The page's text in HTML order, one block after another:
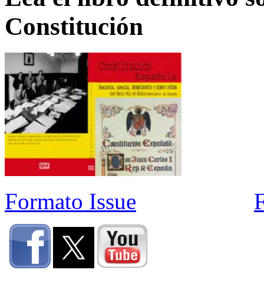
Constitución
Formato Issue